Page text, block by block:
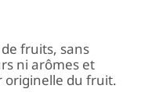
fruits, sans
ni arômes et
originelle du fruit.